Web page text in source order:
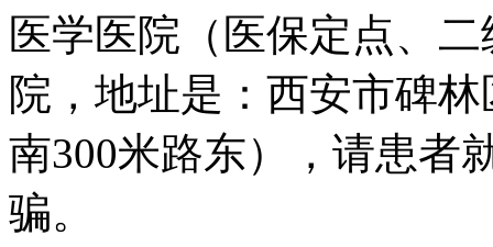
医学医院（医保定点、
院，地址是：西安市碑
南300米路东），请患者
骗。